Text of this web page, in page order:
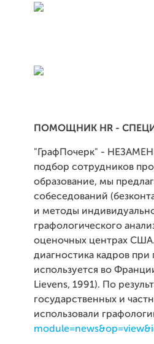
ПОМОЩНИК HR -
"ГрафПочерк" -
подбор сотрудников
образование, мы
собеседований
и методы
графологического
оценочных центрах
диагностика кадров
используется во
Lievens, 1991). По
государственных и
использовали